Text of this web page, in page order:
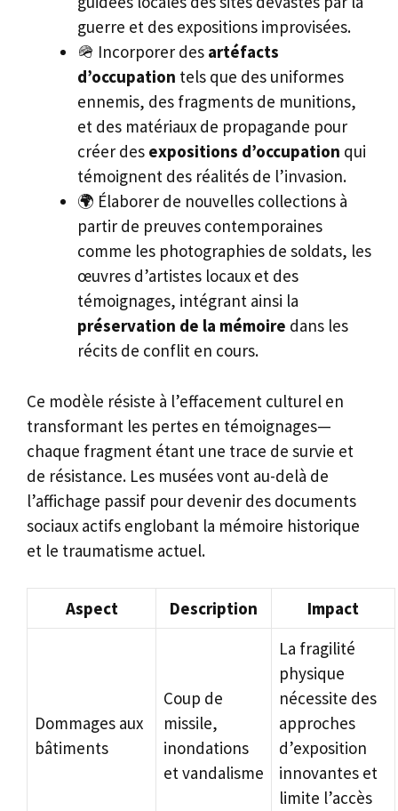
guerre et des expositions improvisées.
🪖 Incorporer des artéfacts
d’occupation tels que des uniformes
ennemis, des fragments de munitions,
et des matériaux de propagande pour
créer des expositions d’occupation qui
témoignent des réalités de l’invasion.
🌍 Élaborer de nouvelles collections à
partir de preuves contemporaines
comme les photographies de soldats, les
œuvres d’artistes locaux et des
témoignages, intégrant ainsi la
préservation de la mémoire dans les
récits de conflit en cours.
Ce modèle résiste à l’effacement culturel en
transformant les pertes en témoignages—
chaque fragment étant une trace de survie et
de résistance. Les musées vont au-delà de
l’affichage passif pour devenir des documents
sociaux actifs englobant la mémoire historique
et le traumatisme actuel.
Aspect Description Impact
Dommages aux
bâtiments
Coup de
missile,
inondations
et vandalisme
La fragilité
physique
nécessite des
approches
d’exposition
innovantes et
limite l’accès